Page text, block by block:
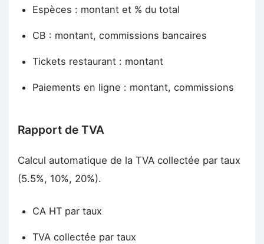
Espèces : montant et % du total
CB : montant, commissions bancaires
Tickets restaurant : montant
Paiements en ligne : montant, commissions
Rapport de TVA
Calcul automatique de la TVA collectée par taux
(5.5%, 10%, 20%).
CA HT par taux
TVA collectée par taux